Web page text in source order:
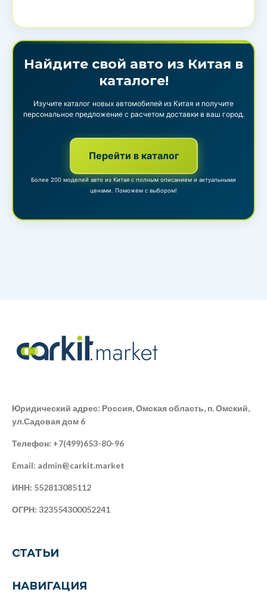
Найдите свой авто из Китая в
каталоге!
Изучите каталог новых автомобилей из Китая и получите
персональное предложение с расчетом доставки в ваш город.
Перейти в каталог
Более 200 моделей авто из Китая с полным описанием и актуальными
ценами. Поможем с выбором!
Юридический адрес: Россия, Омская область, п. Омский,
ул.Садовая дом 6
Телефон: +7(499)653-80-96
Email: admin@carkit.market
ИНН: 552813085112
ОГРН: 323554300052241
СТАТЬИ
НАВИГАЦИЯ